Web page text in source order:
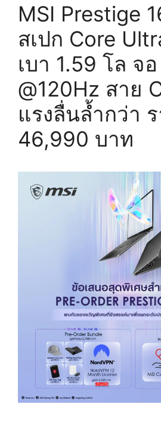
MSI Prestige
สเปก Core
เบา 1.59 โล จ
@120Hz สาย
แรงลื่นล้ำกว่า
46,990 บาท